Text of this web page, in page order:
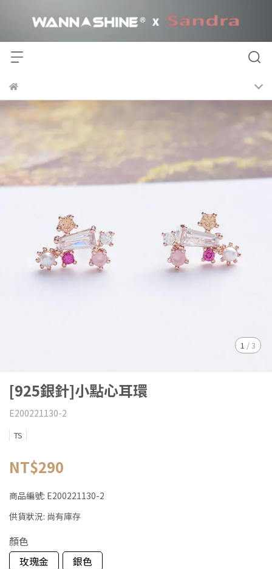
1 /3
[925銀針]小點心耳環
E200221130-2
TS
NT$290
商品編號: E200221130-2
供貨狀況: 尚有庫存
顏色
玫瑰金
銀色